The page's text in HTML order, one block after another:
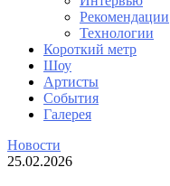
Рекомендации
Технологии
Короткий метр
Шоу
Артисты
События
Галерея
Новости
25.02.2026